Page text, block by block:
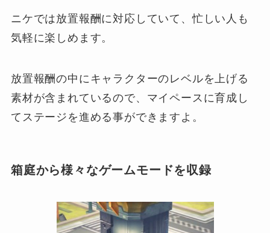
ニケでは放置報酬に対応していて、忙しい人も
気軽に楽しめます。
放置報酬の中にキャラクターのレベルを上げる
素材が含まれているので、マイペースに育成し
てステージを進める事ができますよ。
箱庭から様々なゲームモードを収録